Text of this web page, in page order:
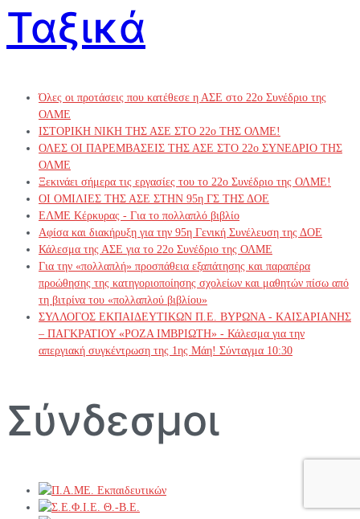
Ταξικά
Όλες οι προτάσεις που κατέθεσε η ΑΣΕ στο 22ο Συνέδριο της
ΟΛΜΕ
ΙΣΤΟΡΙΚΗ ΝΙΚΗ ΤΗΣ ΑΣΕ ΣΤΟ 22ο ΤΗΣ ΟΛΜΕ!
ΟΛΕΣ ΟΙ ΠΑΡΕΜΒΑΣΕΙΣ ΤΗΣ ΑΣΕ ΣΤΟ 22ο ΣΥΝΕΔΡΙΟ ΤΗΣ
ΟΛΜΕ
Ξεκινάει σήμερα τις εργασίες του το 22ο Συνέδριο της ΟΛΜΕ!
ΟΙ ΟΜΙΛΙΕΣ ΤΗΣ ΑΣΕ ΣΤΗΝ 95η ΓΣ ΤΗΣ ΔΟΕ
ΕΛΜΕ Κέρκυρας - Για το πολλαπλό βιβλίο
Αφίσα και διακήρυξη για την 95η Γενική Συνέλευση της ΔΟΕ
Κάλεσμα της ΑΣΕ για το 22ο Συνέδριο της ΟΛΜΕ
Για την «πολλαπλή» προσπάθεια εξαπάτησης και παραπέρα
προώθησης της κατηγοριοποίησης σχολείων και μαθητών πίσω από
τη βιτρίνα του «πολλαπλού βιβλίου»
ΣΥΛΛΟΓΟΣ ΕΚΠΑΙΔΕΥΤΙΚΩΝ Π.Ε. ΒΥΡΩΝΑ - ΚΑΙΣΑΡΙΑΝΗΣ
– ΠΑΓΚΡΑΤΙΟΥ «ΡΟΖΑ ΙΜΒΡΙΩΤΗ» - Κάλεσμα για την
απεργιακή συγκέντρωση της 1ης Μάη! Σύνταγμα 10:30
Σύνδεσμοι